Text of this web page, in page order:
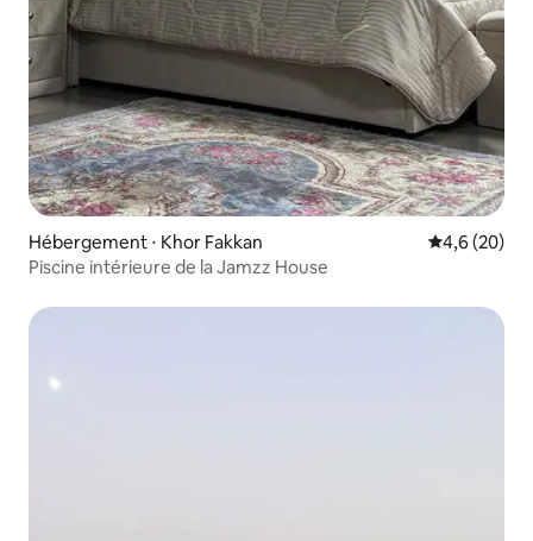
Hébergement ⋅ Khor Fakkan Évaluation
4,6 (20)
Piscine intérieure de la Jamzz House